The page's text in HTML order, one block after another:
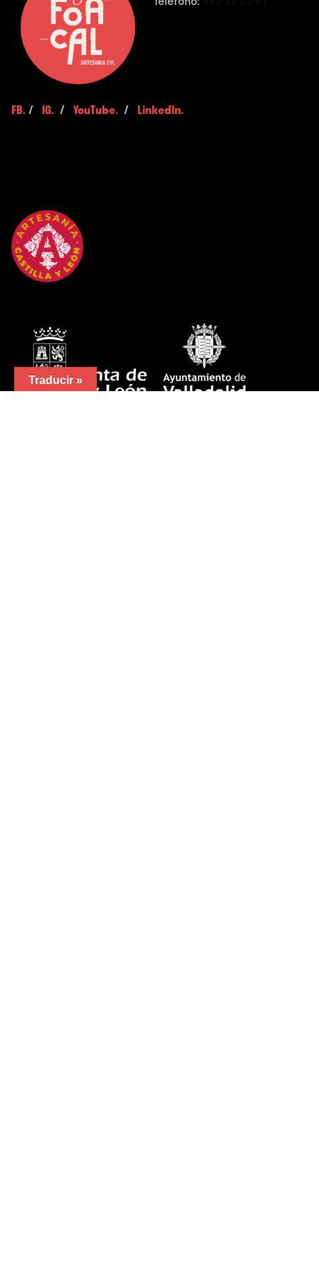
FB. / IG. / YouTube. / LinkedIn.
Traducir »